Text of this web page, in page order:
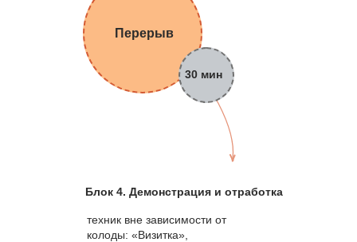
30 мин
техник вне зависимости от
колоды: «Визитка»,
Блок 4. Демонстрация и отработка
Перерыв